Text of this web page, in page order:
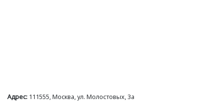
Адрес: 111555, Москва, ул. Молостовых, 3а